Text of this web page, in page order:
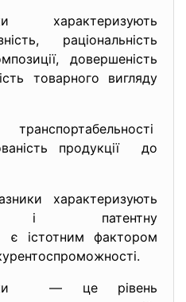
характеризують
раціональність
довершеність
товарного вигляду
продукції до
характеризують
і патентну
є істотним фактором
— це рівень